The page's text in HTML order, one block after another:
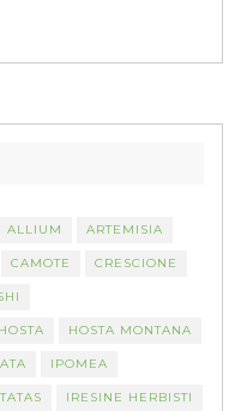
ALLIUM ARTEMISIA
CAMOTE CRESCIONE
HOSTA HOSTA MONTANA
IPOMEA
IRESINE HERBISTI